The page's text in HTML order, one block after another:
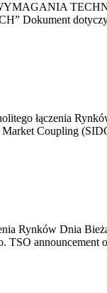
Dokument dotyczy
łączenia
Coupling
Rynków Dnia
announcement